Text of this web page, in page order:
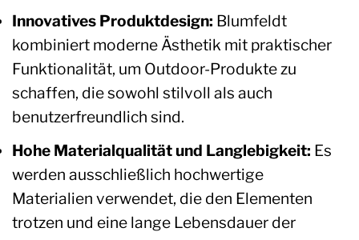
Innovatives Produktdesign: Blumfeldt
kombiniert moderne Ästhetik mit praktischer
Funktionalität, um Outdoor-Produkte zu
schaffen, die sowohl stilvoll als auch
benutzerfreundlich sind.
Hohe Materialqualität und Langlebigkeit: Es
werden ausschließlich hochwertige
Materialien verwendet, die den Elementen
trotzen und eine lange Lebensdauer der